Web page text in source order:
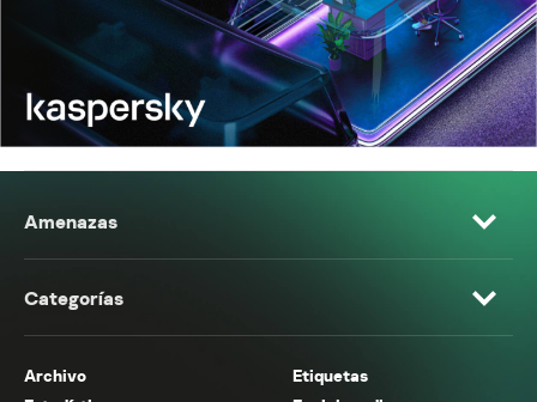
Amenazas
Categorías
Archivo
Etiquetas